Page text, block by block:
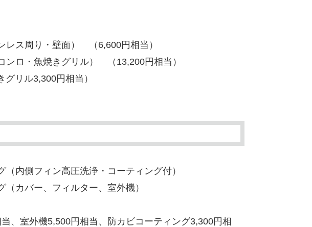
レス周り・壁面） （6,600円相当）
ンロ・魚焼きグリル） （13,200円相当）
リル3,300円相当）
（内側フィン高圧洗浄・コーティング付）
（カバー、フィルター、室外機）
室外機5,500円相当、防カビコーティング3,300円相